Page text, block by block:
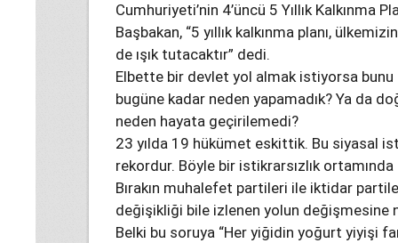
Cumhuriyeti’nin 4’üncü 5 Yıllık Kalkınma
Başbakan, “5 yıllık kalkınma planı,
de ışık tutacaktır” dedi.
Elbette bir devlet yol almak istiyorsa bunu
bugüne kadar neden yapamadık? Ya da
neden hayata geçirilemedi?
23 yılda 19 hükümet eskittik. Bu siyasal
rekordur. Böyle bir istikrarsızlık
Bırakın muhalefet partileri ile iktidar
değişikliği bile izlenen yolun değişmesine
Belki bu soruya “Her yiğidin yoğurt yiyişi